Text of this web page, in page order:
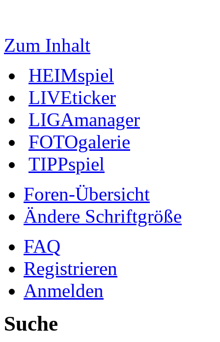
Zum Inhalt
HEIMspiel
LIVEticker
LIGAmanager
FOTOgalerie
TIPPspiel
Foren-Übersicht
Ändere Schriftgröße
FAQ
Registrieren
Anmelden
Suche